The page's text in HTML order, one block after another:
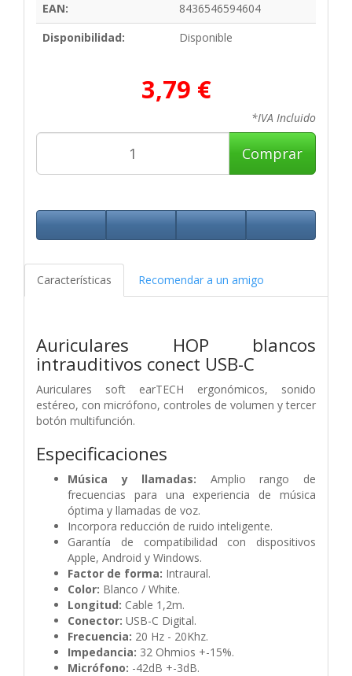
EAN:
8436546594604
Disponibilidad:
Disponible
3,79 €
*IVA Incluido
Comprar
Características Recomendar a un amigo
Auriculares HOP blancos
intrauditivos conect USB-C
Auriculares soft earTECH ergonómicos, sonido
estéreo, con micrófono, controles de volumen y tercer
botón multifunción.
Especificaciones
Música y llamadas: Amplio rango de
frecuencias para una experiencia de música
óptima y llamadas de voz.
Incorpora reducción de ruido inteligente.
Garantía de compatibilidad con dispositivos
Apple, Android y Windows.
Factor de forma: Intraural.
Color: Blanco / White.
Longitud: Cable 1,2m.
Conector: USB-C Digital.
Frecuencia: 20 Hz - 20Khz.
Impedancia: 32 Ohmios +-15%.
Micrófono: -42dB +-3dB.